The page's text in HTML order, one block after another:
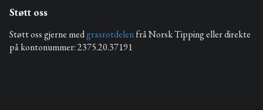
Støtt oss
Støtt oss gjerne medgrasrotdelenfrå Norsk Tipping eller direkte
på kontonummer: 2375.20.37191